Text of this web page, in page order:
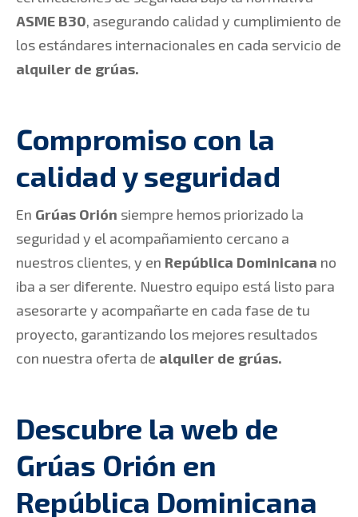
ASME B30, asegurando calidad y cumplimiento de
los estándares internacionales en cada servicio de
alquiler de grúas.
Compromiso con la
calidad y seguridad
En Grúas Orión siempre hemos priorizado la
seguridad y el acompañamiento cercano a
nuestros clientes, y en República Dominicana no
iba a ser diferente. Nuestro equipo está listo para
asesorarte y acompañarte en cada fase de tu
proyecto, garantizando los mejores resultados
con nuestra oferta de alquiler de grúas.
Descubre la web de
Grúas Orión en
República Dominicana